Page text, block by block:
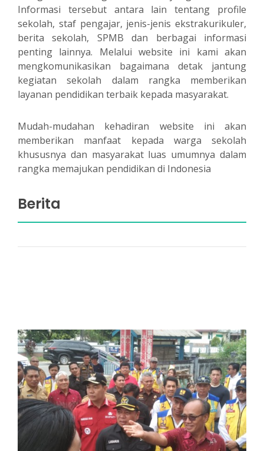
Informasi tersebut antara lain tentang profile
sekolah, staf pengajar, jenis-jenis ekstrakurikuler,
berita sekolah, SPMB dan berbagai informasi
penting lainnya. Melalui website ini kami akan
mengkomunikasikan bagaimana detak jantung
kegiatan sekolah dalam rangka memberikan
layanan pendidikan terbaik kepada masyarakat.
Mudah-mudahan kehadiran website ini akan
memberikan manfaat kepada warga sekolah
khususnya dan masyarakat luas umumnya dalam
rangka memajukan pendidikan di Indonesia
Berita